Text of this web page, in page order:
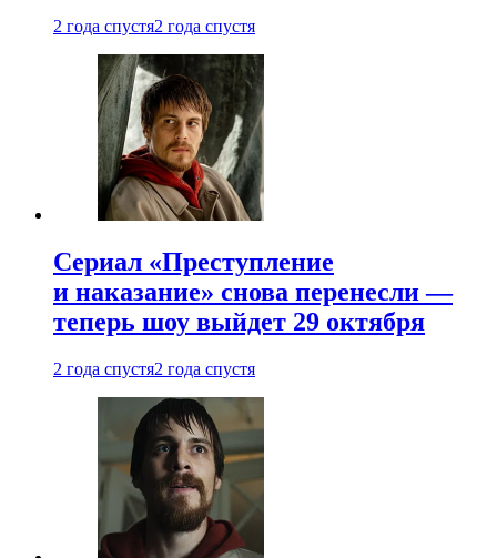
2 года спустя2 года спустя
Сериал «Преступление
и наказание» снова перенесли —
теперь шоу выйдет 29 октября
2 года спустя2 года спустя